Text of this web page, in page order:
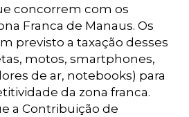
concorrem com os
Franca de Manaus. Os
previsto a taxação desses
motos, smartphones,
de ar, notebooks) para
da zona franca.
a Contribuição de